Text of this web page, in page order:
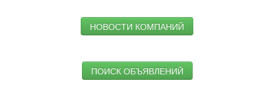
НОВОСТИ КОМПАНИЙ
ПОИСК ОБЪЯВЛЕНИЙ